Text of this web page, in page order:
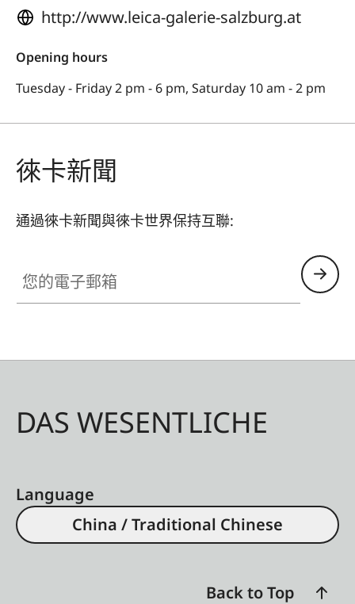
http://www.leica-galerie-salzburg.at
Opening hours
Tuesday - Friday 2 pm - 6 pm, Saturday 10 am - 2 pm
徠卡新聞
通過徠卡新聞與徠卡世界保持互聯:
DAS WESENTLICHE
Language
China / Traditional Chinese
Back to Top